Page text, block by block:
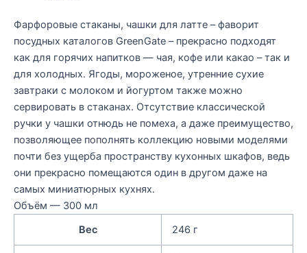
Фарфоровые стаканы, чашки для латте – фаворит
посудных каталогов GreenGate – прекрасно подходят
как для горячих напитков — чая, кофе или какао – так и
для холодных. Ягоды, мороженое, утренние сухие
завтраки с молоком и йогуртом также можно
сервировать в стаканах. Отсутствие классической
ручки у чашки отнюдь не помеха, а даже преимущество,
позволяющее пополнять коллекцию новыми моделями
почти без ущерба пространству кухонных шкафов, ведь
они прекрасно помещаются один в другом даже на
самых миниатюрных кухнях.
Объём — 300 мл
Вес
246 г